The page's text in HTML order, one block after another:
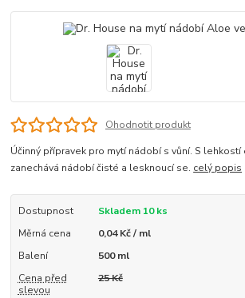
Ohodnotit produkt
Účinný přípravek pro mytí nádobí s vůní. S
zanechává nádobí čisté a lesknoucí se. celý popis
Dostupnost
Skladem 10 ks
Měrná cena
0,04 Kč / ml
Balení
500 ml
Cena před
slevou
25 Kč